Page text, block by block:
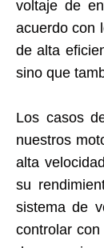
voltaje de
acuerdo con
de alta
sino que
Los casos
nuestros
alta
su
sistema de
controlar